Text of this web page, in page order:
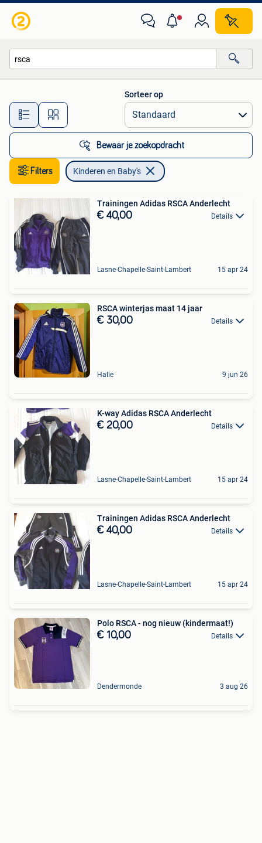
Alle afstanden…
Sorteer op
Bewaar je zoekopdracht
Filters Kinderen en Baby's
Trainingen Adidas RSCA Anderlecht
€ 40,00 Details
Lasne-Chapelle-Saint-Lambert 15 apr 24
RSCA winterjas maat 14 jaar
€ 30,00 Details
Halle 9 jun 26
K-way Adidas RSCA Anderlecht
€ 20,00 Details
Lasne-Chapelle-Saint-Lambert 15 apr 24
Trainingen Adidas RSCA Anderlecht
€ 40,00 Details
Lasne-Chapelle-Saint-Lambert 15 apr 24
Polo RSCA - nog nieuw (kindermaat!)
€ 10,00 Details
Dendermonde 3 aug 26